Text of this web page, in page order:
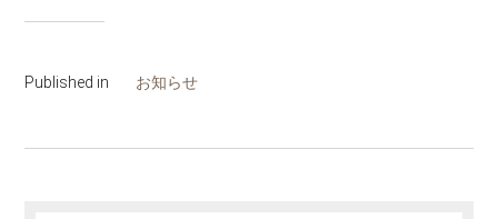
Published in お知らせ